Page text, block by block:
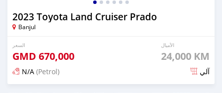
2023 Toyota Land Cruiser Prado
Banjul
السعر
GMD 670,000
الأميال
24,000 KM
N/A (Petrol) آلي